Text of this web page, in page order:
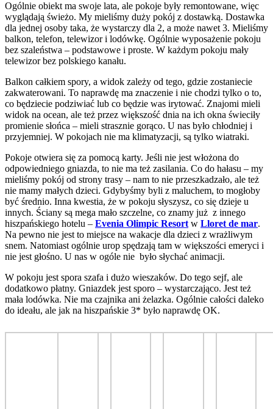
Ogólnie obiekt ma swoje lata, ale pokoje były remontowane, więc
wyglądają świeżo. My mieliśmy duży pokój z dostawką. Dostawka
dla jednej osoby taka, że wystarczy dla 2, a może nawet 3. Mieliśmy
balkon, telefon, telewizor i lodówkę. Ogólnie wyposażenie pokoju
bez szaleństwa – podstawowe i proste. W każdym pokoju mały
telewizor bez polskiego kanału.
Balkon całkiem spory, a widok zależy od tego, gdzie zostaniecie
zakwaterowani. To naprawdę ma znaczenie i nie chodzi tylko o to,
co będziecie podziwiać lub co będzie was irytować. Znajomi mieli
widok na ocean, ale też przez większość dnia na ich okna świeciły
promienie słońca – mieli strasznie gorąco. U nas było chłodniej i
przyjemniej. W pokojach nie ma klimatyzacji, są tylko wiatraki.
Pokoje otwiera się za pomocą karty. Jeśli nie jest włożona do
odpowiedniego gniazda, to nie ma też zasilania. Co do hałasu – my
mieliśmy pokój od strony trasy – nam to nie przeszkadzało, ale też
nie mamy małych dzieci. Gdybyśmy byli z maluchem, to mogłoby
być średnio. Inna kwestia, że w pokoju słyszysz, co się dzieje u
innych. Ściany są mega mało szczelne, co znamy już z innego
hiszpańskiego hotelu – Evenia Olimpic Resortw Lloret de mar.
Na pewno nie jest to miejsce na wakacje dla dzieci z wrażliwym
snem. Natomiast ogólnie urop spędzają tam w większości emeryci i
nie jest głośno. U nas w ogóle nie było słychać animacji.
W pokoju jest spora szafa i dużo wieszaków. Do tego sejf, ale
dodatkowo płatny. Gniazdek jest sporo – wystarczająco. Jest też
mała lodówka. Nie ma czajnika ani żelazka. Ogólnie całości daleko
do ideału, ale jak na hiszpańskie 3* było naprawdę OK.